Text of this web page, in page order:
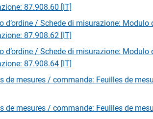
87.908.60 [IT]
d’ordine / Schede di misurazione: Modulo
87.908.62 [IT]
d’ordine / Schede di misurazione: Modulo
87.908.64 [IT]
de mesures / commande: Feuilles de
de mesures / commande: Feuilles de